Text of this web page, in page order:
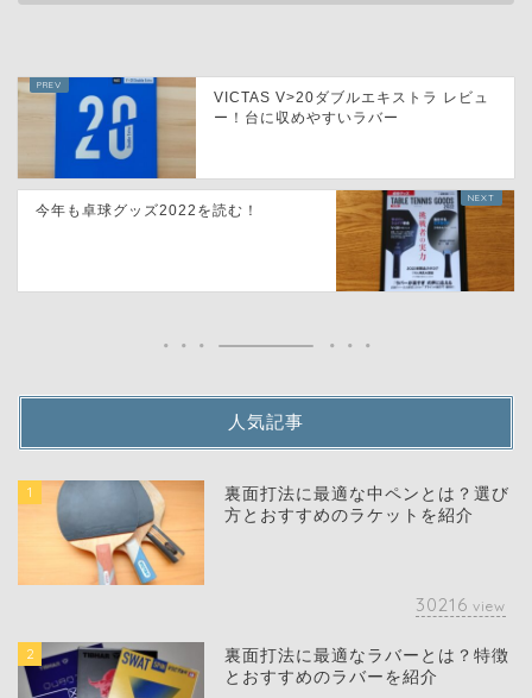
VICTAS V>20ダブルエキストラ レビュ
ー！台に収めやすいラバー
今年も卓球グッズ2022を読む！
人気記事
1
裏面打法に最適な中ペンとは？選び
方とおすすめのラケットを紹介
30216 view
2
裏面打法に最適なラバーとは？特徴
とおすすめのラバーを紹介